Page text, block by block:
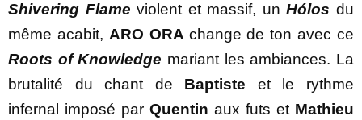
Shivering Flameviolent et massif, un Hólosdu
même acabit, ARO ORA change de ton avec ce
Roots of Knowledge mariant les ambiances. La
brutalité du chant de Baptiste et le rythme
infernal imposé par Quentin aux futs et Mathieu